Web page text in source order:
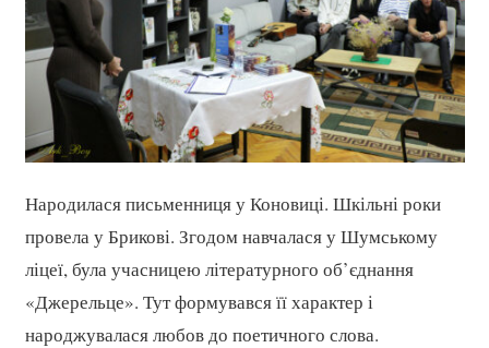
Народилася письменниця у Коновиці. Шкільні роки
провела у Брикові. Згодом навчалася у Шумському
ліцеї, була учасницею літературного об’єднання
«Джерельце». Тут формувався її характер і
народжувалася любов до поетичного слова.